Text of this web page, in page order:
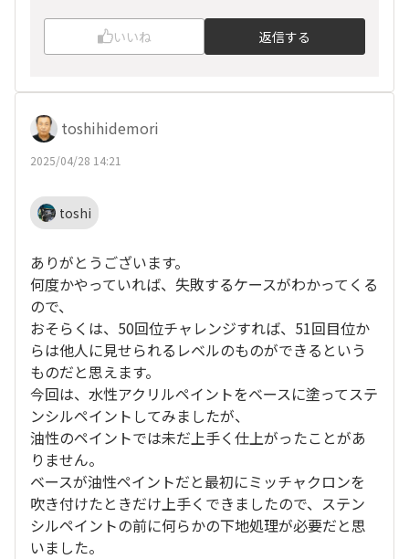
いいね 返信する
toshihidemori
2025/04/28 14:21
toshi
ありがとうございます。
何度かやっていれば、失敗するケースがわかってくる
ので、
おそらくは、50回位チャレンジすれば、51回目位か
らは他人に見せられるレベルのものができるという
ものだと思えます。
今回は、水性アクリルペイントをベースに塗ってステ
ンシルペイントしてみましたが、
油性のペイントでは未だ上手く仕上がったことがあ
りません。
ベースが油性ペイントだと最初にミッチャクロンを
吹き付けたときだけ上手くできましたので、ステン
シルペイントの前に何らかの下地処理が必要だと思
いました。